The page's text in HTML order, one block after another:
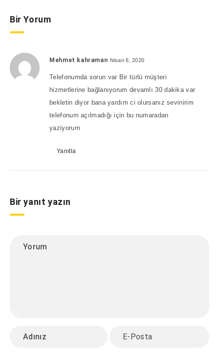
Bir Yorum
Mehmet kahraman Nisan 6, 2020
Telefonumda sorun var Bir türlü müşteri
hizmetlerine bağlanıyorum devamlı 30 dakika var
bekletin diyor bana yardım ci olursanız sevinirim
telefonum açılmadığı için bu numaradan
yaziyorum
Yanıtla
Bir yanıt yazın